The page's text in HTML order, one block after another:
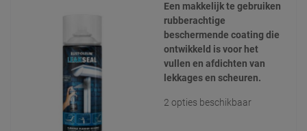
Een makkelijk te gebruiken
rubberachtige
beschermende coating die
ontwikkeld is voor het
vullen en afdichten van
lekkages en scheuren.
2 opties beschikbaar